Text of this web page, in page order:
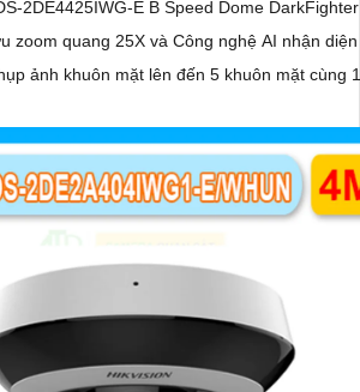
2DE4425IWG-E B Speed Dome DarkFighter
zoom quang 25X và Công nghệ AI nhận
ảnh khuôn mặt lên đến 5 khuôn mặt cùng